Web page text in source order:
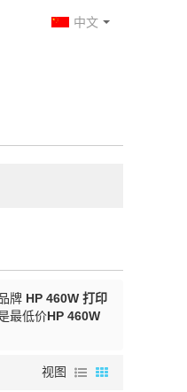
中文
牌 HP 460W 打印
最低价HP 460W
视图